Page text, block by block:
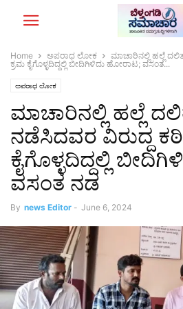
Home ಅಪರಾಧ ಲೋಕ
ಮಾಚಾರಿನಲ್ಲಿ ಹಲ್ಲೆ‌
ಕ್ರಮ ಕೈಗೊಳ್ಳದಿದ್ದಲ್ಲಿ ಬೀದಿಗಿಳಿದು ಹೋರಾಟ; ವಸಂತ...
ಅಪರಾಧ ಲೋಕ
ಮಾಚಾರಿನಲ್ಲಿ ಹಲ್ಲೆ‌
ನಡೆಸಿದವರ ವಿರುದ್ದ
ಕೈಗೊಳ್ಳದಿದ್ದಲ್ಲಿ
ವಸಂತ ನಡ
By news Editor - June 6, 2024